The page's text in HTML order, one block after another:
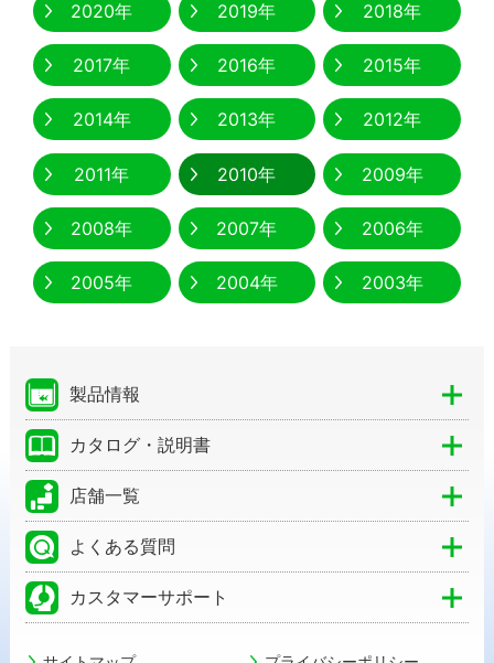
2020年 2019年 2018年
2017年 2016年 2015年
2014年 2013年 2012年
2011年 2010年 2009年
2008年 2007年 2006年
2005年 2004年 2003年
製品情報
カタログ・説明書
店舗一覧
よくある質問
カスタマーサポート